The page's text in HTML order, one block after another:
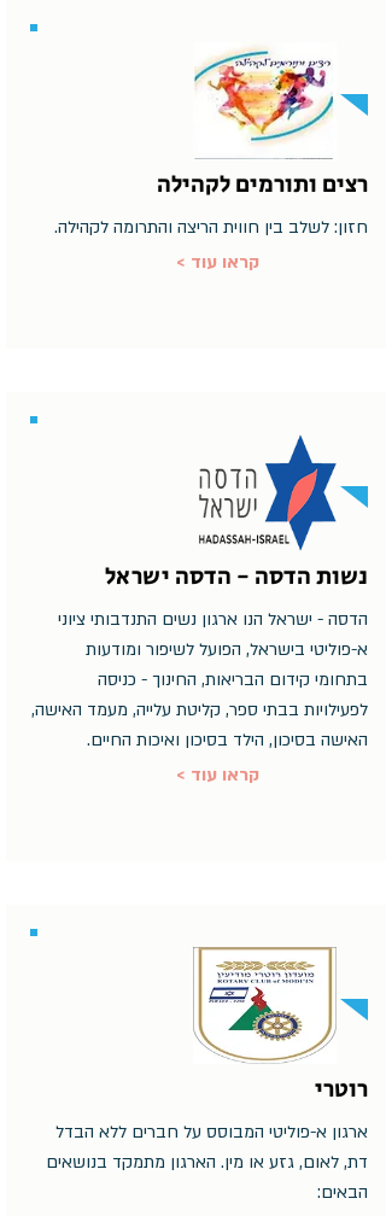
רצים ותורמים לקהילה
חזון: לשלב בין חווית הריצה והתרומה לקהילה.
< קראו עוד
נשות הדסה - הדסה ישראל
הדסה - ישראל הנו ארגון נשים התנדבותי ציוני
א-פוליטי בישראל, הפועל לשיפור ומודעות
בתחומי קידום הבריאות, החינוך - כניסה
לפעילויות בבתי ספר, קליטת עלייה, מעמד האישה,
האישה בסיכון, הילד בסיכון ואיכות החיים.
< קראו עוד
רוטרי
ארגון א-פוליטי המבוסס על חברים ללא הבדל
דת, לאום, גזע או מין. הארגון מתמקד בנושאים
הבאים: